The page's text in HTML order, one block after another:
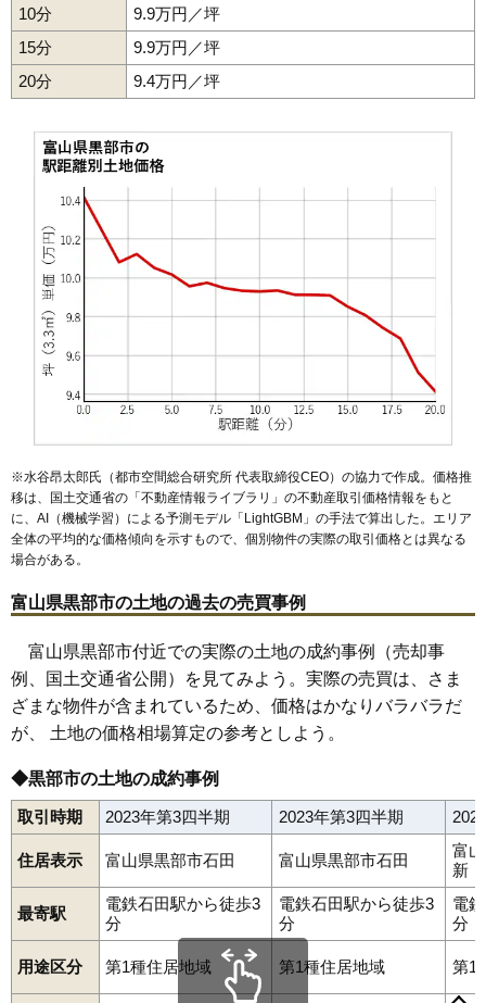
10分
9.9万円／坪
15分
9.9万円／坪
20分
9.4万円／坪
※水谷昂太郎氏（都市空間総合研究所 代表取締役CEO）の協力で作成。価格推
移は、国土交通省の「不動産情報ライブラリ 」の不動産取引価格情報をもと
に、AI（機械学習）による予測モデル「LightGBM」の手法で算出した。エリア
全体の平均的な価格傾向を示すもので、個別物件の実際の取引価格とは異なる
場合がある。
富山県黒部市の土地の過去の売買事例
富山県黒部市付近での実際の土地の成約事例（売却事
例、国土交通省公開）を見てみよう。実際の売買は、さま
ざまな物件が含まれているため、価格はかなりバラバラだ
が、 土地の価格相場算定の参考としよう。
◆黒部市の土地の成約事例
取引時期 2023年第3四半期 2023年第3四半期
住居表示 富山県黒部市石田 富山県黒部市石田
富
新
最寄駅
電鉄石田駅から徒歩3
分
電鉄石田駅から徒歩3
分
電
分
用途区分 第1種住居地域 第1種住居地域 第1
石田 石田新